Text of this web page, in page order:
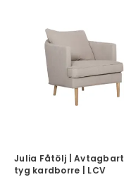
Julia Fåtölj | Avtagbart
tyg kardborre | LCV